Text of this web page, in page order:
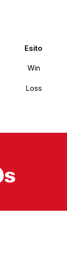
Esito
Win
Loss